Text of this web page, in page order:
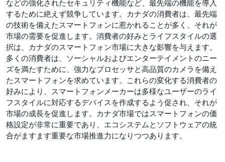
などの強化されたセキュリティ機能など、最先端の機能を導入
するために絶えず競争しています。カナダの消費者は、最先端
の技術を備えたスマートフォンに惹かれることが多く、それが
市場の需要を促進します。消費者の好みとライフスタイルの選
択は、カナダのスマートフォン市場に大きな影響を与えます。
多くの消費者は、ソーシャルおよびエンターテイメントのニー
ズを満たすために、強力なプロセッサと高品質のカメラを備え
たスマートフォンを求めています。これらの変化する消費者の
好みにより、スマートフォンメーカーは多様なユーザーのライ
フスタイルに対応するデバイスを作成するよう促され、それが
市場の成長を促進します。カナダ市場ではスマートフォンの価
格設定が非常に重要であり、エコシステムとソフトウェアの統
合がますます重要な市場推進力になりつつあります。